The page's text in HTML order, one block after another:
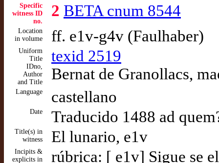
Specific
witness ID
no.
2 BETA cnum 8544
Location
in volume
ff. e1v-g4v (Faulhaber)
Uniform
Title
IDno,
Author
and Title
texid 2519
Bernat de Granollacs,
Language castellano
Date Traducido 1488 ad
Title(s) in
witness
El lunario, e1v
Incipits &
explicits in
rúbrica: [ e1v] Sigue se